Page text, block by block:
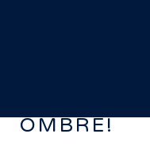
OMBRE!